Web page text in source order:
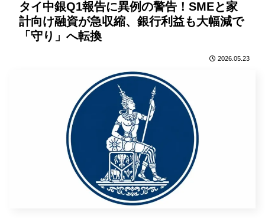
タイ中銀Q1報告に異例の警告！SMEと家
計向け融資が急収縮、銀行利益も大幅減で
「守り」へ転換
2026.05.23